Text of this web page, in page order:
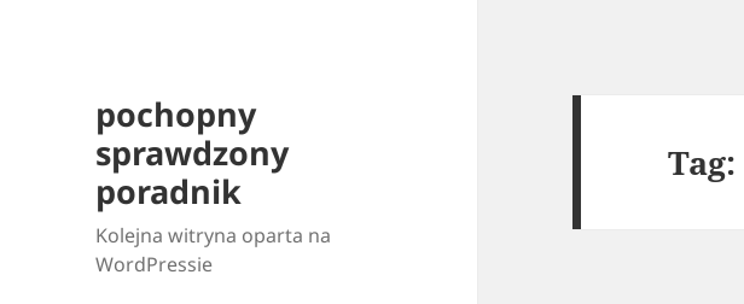
pochopny
sprawdzony
poradnik
Kolejna witryna oparta na
WordPressie
Tag: